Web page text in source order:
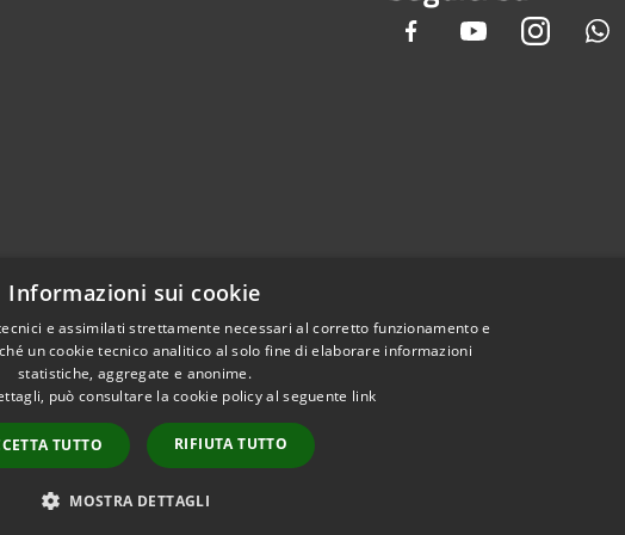
Facebook YoutubeInstagram
Copyright © 2026 • Comune di Gandino • Powered by
Informazioni sui cookie
e assimilati strettamente necessari al corretto funzionamento e
un cookie tecnico analitico al solo fine di elaborare informazioni
statistiche, aggregate e anonime.
può consultare la cookie policy al seguente link
TUTTO RIFIUTA TUTTO
MOSTRA DETTAGLI